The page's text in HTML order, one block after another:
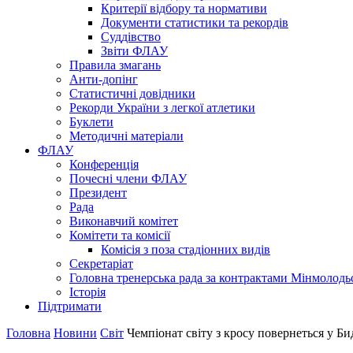
Критерії відбору та нормативи
Документи статистики та рекордів
Суддівство
Звіти ФЛАУ
Правила змагань
Анти-допінг
Статистичні довідники
Рекорди України з легкої атлетики
Буклети
Методичні матеріали
ФЛАУ
Конференція
Почесні члени ФЛАУ
Президент
Рада
Виконавчий комітет
Комітети та комісії
Комісія з поза стадіонних видів
Секретаріат
Головна тренерська рада за контрактами
Історія
Підтримати
Головна Новини Світ Чемпіонат світу з кросу повернеться у